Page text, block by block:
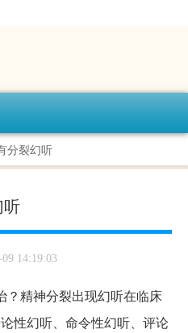
分裂幻听
14:19:03
？精神分裂出现幻听在临床
性幻听、命令性幻听、评论